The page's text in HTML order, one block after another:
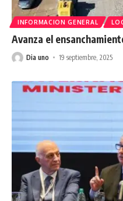
INFORMACION GENERAL
Avanza el
Dia uno 19 septiembre, 2025